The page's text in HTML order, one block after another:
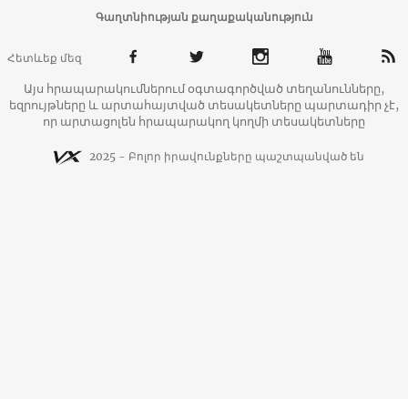
Գաղտնիության քաղաքականություն
Հետևեք մեզ
Այս հրապարակումներում օգտագործված տեղանունները,
եզրույթները և արտահայտված տեսակետները պարտադիր չէ,
որ արտացոլեն հրապարակող կողմի տեսակետները
2025 - Բոլոր իրավունքները պաշտպանված են